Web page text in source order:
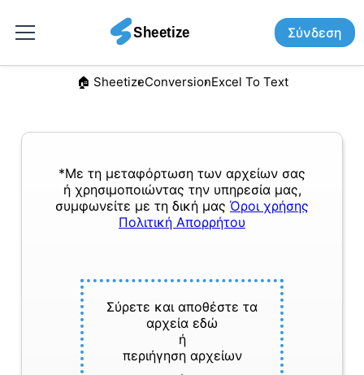
Σύνδεση
🏠︎ SheetizeConversionExcel To Text
*Με τη μεταφόρτωση των αρχείων σας
ή χρησιμοποιώντας την υπηρεσία μας,
συμφωνείτε με τη δική μας Όροι χρήσης
Πολιτική Απορρήτου
Σύρετε και αποθέστε τα
αρχεία εδώ
ή
περιήγηση αρχείων